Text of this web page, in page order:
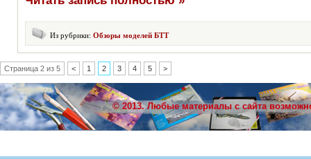
Из рубрики: Обзоры моделей БТТ
Страница 2 из 5 < 1 2 3 4 5 >
© 2013. Любые материалы с сайта